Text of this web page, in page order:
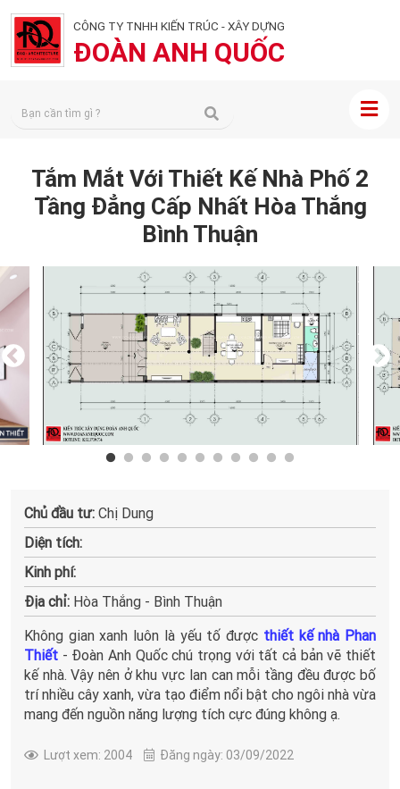
CÔNG TY TNHH KIẾN TRÚC - XÂY DỰNG
ĐOÀN ANH QUỐC
Tắm Mắt Với Thiết Kế Nhà Phố 2
Tầng Đẳng Cấp Nhất Hòa Thắng
Bình Thuận
Chủ đầu tư: Chị Dung
Diện tích:
Kinh phí:
Địa chỉ: Hòa Thắng - Bình Thuận
Không gian xanh luôn là yếu tố được thiết kế nhà Phan
Thiết - Đoàn Anh Quốc chú trọng với tất cả bản vẽ thiết
kế nhà. Vậy nên ở khu vực lan can mỗi tầng đều được bố
trí nhiều cây xanh, vừa tạo điểm nổi bật cho ngôi nhà vừa
mang đến nguồn năng lượng tích cực đúng không ạ.
Lượt xem: 2004 Đăng ngày: 03/09/2022